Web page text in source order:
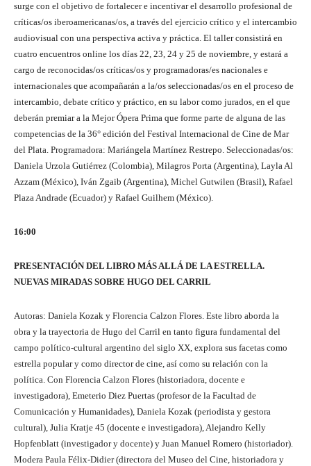
surge con el objetivo de fortalecer e incentivar el desarrollo profesional de
críticas/os iberoamericanas/os, a través del ejercicio crítico y el intercambio
audiovisual con una perspectiva activa y práctica. El taller consistirá en
cuatro encuentros online los días 22, 23, 24 y 25 de noviembre, y estará a
cargo de reconocidas/os críticas/os y programadoras/es nacionales e
internacionales que acompañarán a la/os seleccionadas/os en el proceso de
intercambio, debate crítico y práctico, en su labor como jurados, en el que
deberán premiar a la Mejor Ópera Prima que forme parte de alguna de las
competencias de la 36° edición del Festival Internacional de Cine de Mar
del Plata. Programadora: Mariángela Martínez Restrepo. Seleccionadas/os:
Daniela Urzola Gutiérrez (Colombia), Milagros Porta (Argentina), Layla Al
Azzam (México), Iván Zgaib (Argentina), Michel Gutwilen (Brasil), Rafael
Plaza Andrade (Ecuador) y Rafael Guilhem (México).
16:00
PRESENTACIÓN DEL LIBRO MÁS ALLÁ DE LA ESTRELLA.
NUEVAS MIRADAS SOBRE HUGO DEL CARRIL
Autoras: Daniela Kozak y Florencia Calzon Flores. Este libro aborda la
obra y la trayectoria de Hugo del Carril en tanto figura fundamental del
campo político-cultural argentino del siglo XX, explora sus facetas como
estrella popular y como director de cine, así como su relación con la
política. Con Florencia Calzon Flores (historiadora, docente e
investigadora), Emeterio Diez Puertas (profesor de la Facultad de
Comunicación y Humanidades), Daniela Kozak (periodista y gestora
cultural), Julia Kratje 45 (docente e investigadora), Alejandro Kelly
Hopfenblatt (investigador y docente) y Juan Manuel Romero (historiador).
Modera Paula Félix-Didier (directora del Museo del Cine, historiadora y